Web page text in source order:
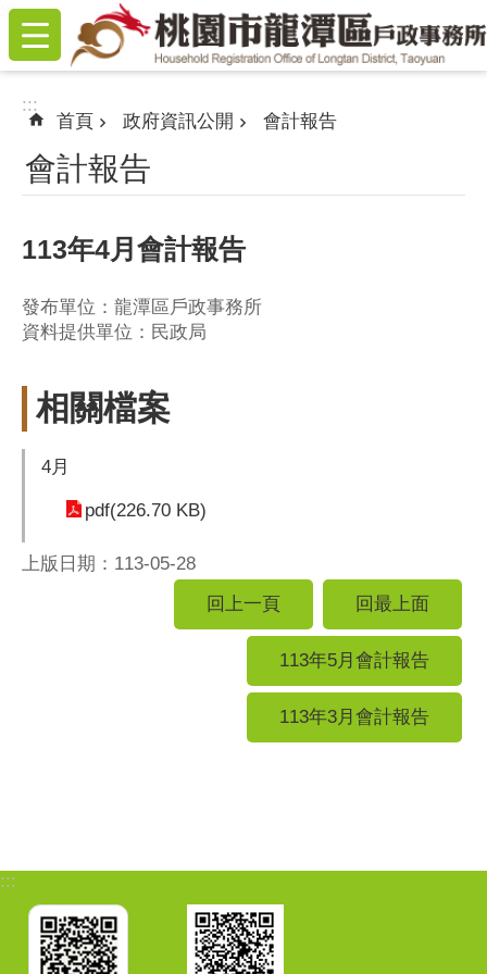
跳到主要內容區塊
:::
:::
首頁 政府資訊公開 會計報告
會計報告
113年4月會計報告
發布單位：龍潭區戶政事務所
資料提供單位：民政局
相關檔案
4月
pdf(226.70 KB)
上版日期：113-05-28
回上一頁
回最上面
113年5月會計報告
113年3月會計報告
:::